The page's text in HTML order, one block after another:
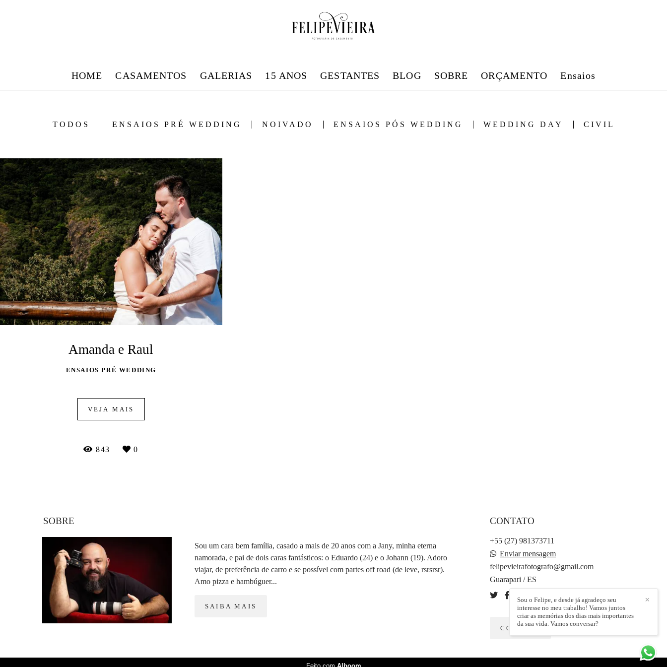
HOME CASAMENTOS GALERIAS 15 ANOS GESTANTES BLOG SOBRE ORÇAMENTO Ensaios
TODOS ENSAIOS PRÉ WEDDING NOIVADO ENSAIOS PÓS WEDDING WEDDING DAY CIVIL
Amanda e Raul
ENSAIOS PRÉ WEDDING
VEJA MAIS
843 0
SOBRE
Sou um cara bem família, casado a mais de 20 anos com a Jany, minha eterna
namorada, e pai de dois caras fantásticos: o Eduardo (24) e o Johann (19). Adoro
viajar, de preferência de carro e se possível com partes off road (de leve, rsrsrsr).
Amo pizza e hambúguer...
SAIBA MAIS
CONTATO
+55 (27) 981373711
Enviar mensagem
felipevieirafotografo@gmail.com
Guarapari / ES
CONTATO
✕
Sou o Felipe, e desde já agradeço seu
interesse no meu trabalho! Vamos juntos
criar as memórias dos dias mais importantes
da sua vida. Vamos conversar?